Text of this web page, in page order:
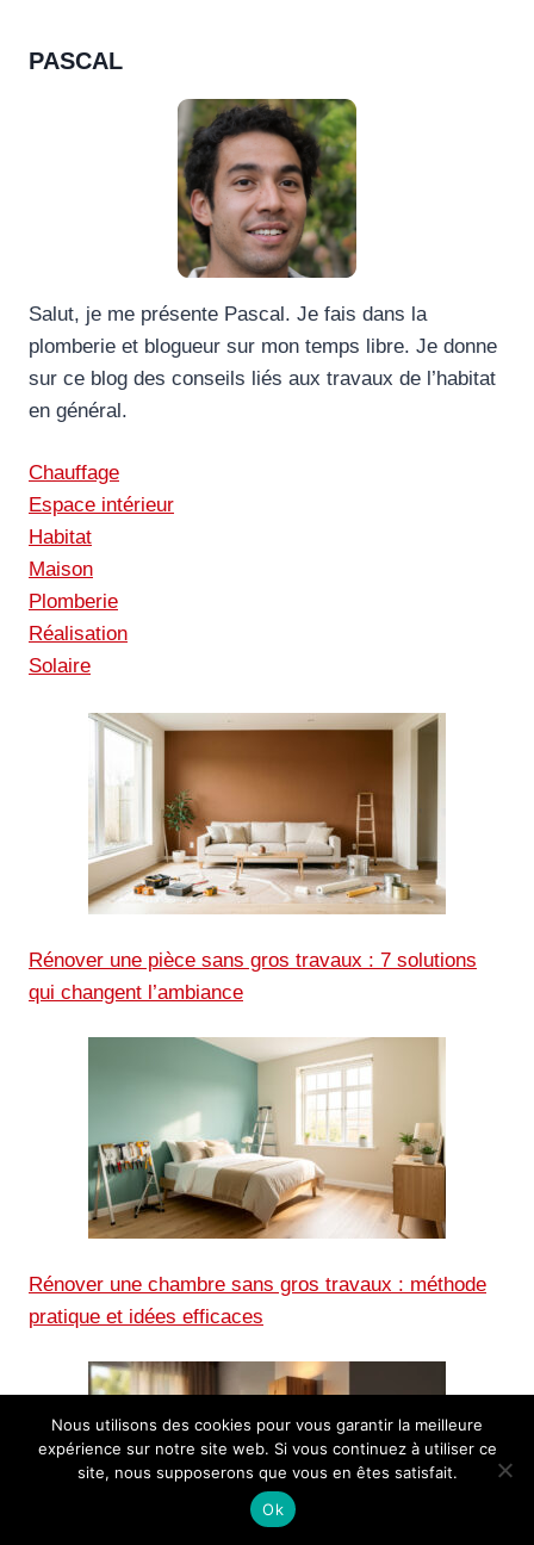
PASCAL
Salut, je me présente Pascal. Je fais dans la
plomberie et blogueur sur mon temps libre. Je donne
sur ce blog des conseils liés aux travaux de l’habitat
en général.
Chauffage
Espace intérieur
Habitat
Maison
Plomberie
Réalisation
Solaire
Rénover une pièce sans gros travaux : 7 solutions
qui changent l’ambiance
Rénover une chambre sans gros travaux : méthode
pratique et idées efficaces
Nous utilisons des cookies pour vous garantir la meilleure
expérience sur notre site web. Si vous continuez à utiliser ce
site, nous supposerons que vous en êtes satisfait.
Ok